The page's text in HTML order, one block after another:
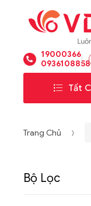
19000366
0936108858
Tất
Trang Chủ
Bộ Lọc